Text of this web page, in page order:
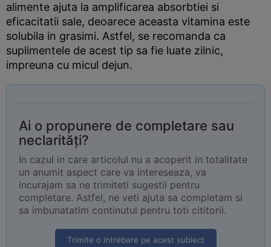
alimente ajuta la amplificarea absorbtiei si
eficacitatii sale, deoarece aceasta vitamina este
solubila in grasimi. Astfel, se recomanda ca
suplimentele de acest tip sa fie luate zilnic,
impreuna cu micul dejun.
Ai o propunere de completare sau
neclarități?
In cazul in care articolul nu a acoperit in totalitate
un anumit aspect care va intereseaza, va
incurajam sa ne trimiteti sugestii pentru
completare. Astfel, ne veti ajuta sa completam si
sa imbunatatim continutul pentru toti cititorii.
Trimite o intrebare pe acest subiect